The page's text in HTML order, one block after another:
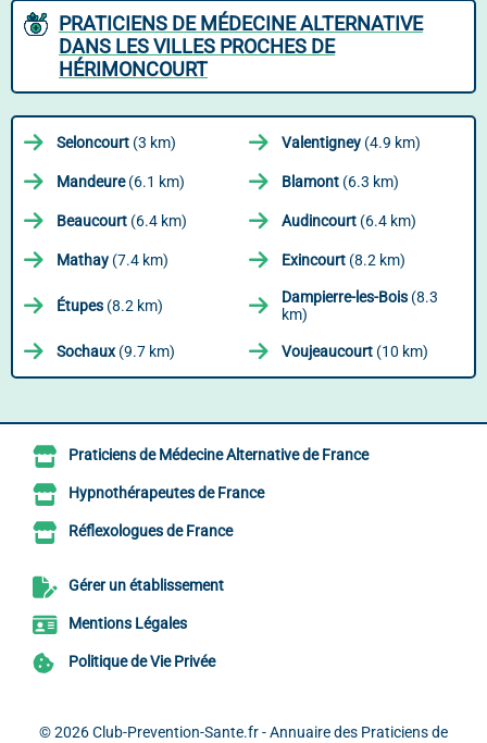
PRATICIENS DE MÉDECINE ALTERNATIVE
DANS LES VILLES PROCHES DE
HÉRIMONCOURT
Seloncourt (3 km) Valentigney (4.9 km)
Mandeure(6.1 km) Blamont (6.3 km)
Beaucourt (6.4 km) Audincourt (6.4 km)
Mathay (7.4 km) Exincourt (8.2 km)
Étupes (8.2 km) Dampierre-les-Bois (8.3
km)
Sochaux(9.7 km) Voujeaucourt (10 km)
Praticiens de Médecine Alternative de France
Hypnothérapeutes de France
Réflexologues de France
Gérer un établissement
Mentions Légales
Politique de Vie Privée
© 2026Club-Prevention-Sante.fr - Annuaire des Praticiens de